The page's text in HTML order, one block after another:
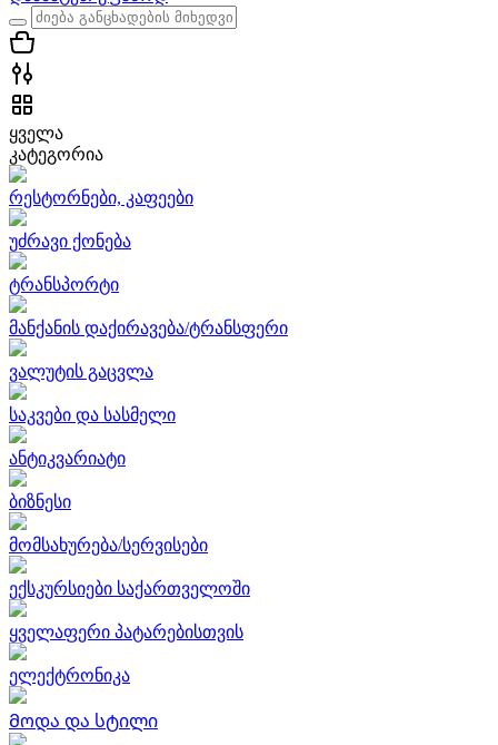
ყველა
კატეგორია
რესტორნები, კაფეები
უძრავი ქონება
ტრანსპორტი
მანქანის დაქირავება/ტრანსფერი
ვალუტის გაცვლა
საკვები და სასმელი
ანტიკვარიატი
ბიზნესი
მომსახურება/სერვისები
ექსკურსიები საქართველოში
ყველაფერი პატარებისთვის
ელექტრონიკა
Მოდა და სტილი